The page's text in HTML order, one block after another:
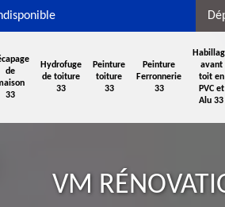
de
33
Hydrofuge
de toiture
33
Peinture
toiture
33
Peinture
Ferronnerie
33
avant
toit en
PVC et
Alu 33
VM